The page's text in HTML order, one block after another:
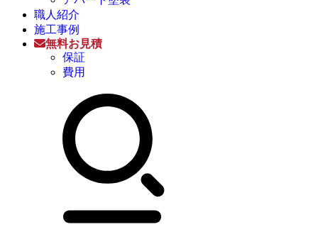
職人紹介
施工事例
無料お見積
保証
費用